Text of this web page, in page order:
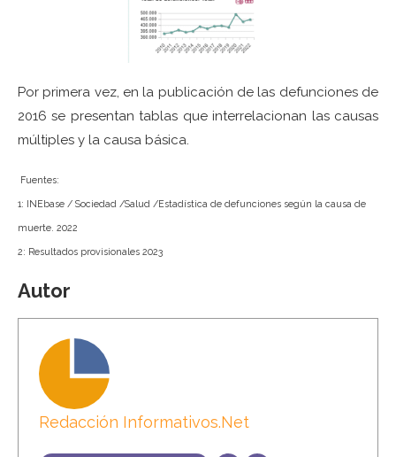
Por primera vez, en la publicación de las defunciones de
2016 se presentan tablas que interrelacionan las causas
múltiples y la causa básica.
Fuentes:
1: INEbase / Sociedad /Salud /Estadística de defunciones según la causa de
muerte. 2022
2: Resultados provisionales 2023
Autor
Redacción Informativos.Net